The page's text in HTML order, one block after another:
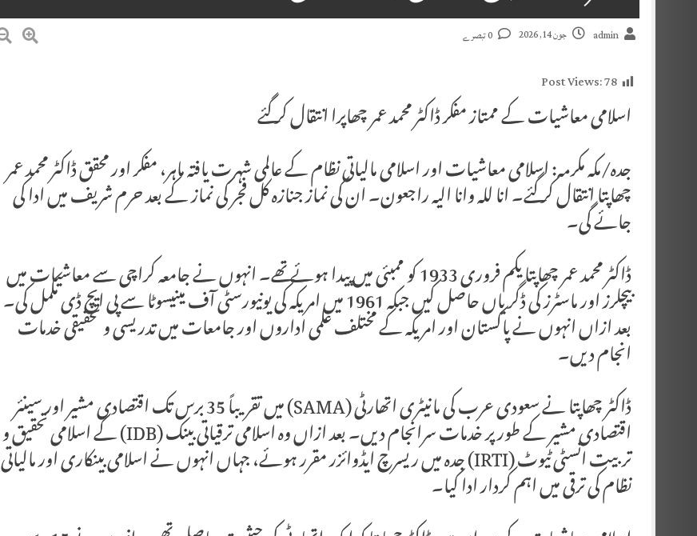
admin جون 14, 2026
Post Views:78
اسلامی معاشیات کے ممتاز مفکر ڈاکٹر محمد عمر چھاپرا انتقال کر گئے
جدہ/مکہ مکرمہ: اسلامی معاشیات اور اسلامی مالیاتی نظام کے عالمی شہرت یافتہ ماہر، مفکر اور محقق ڈاکٹر محمد عمر
چھاپتا انتقال کر گئے۔ انا للہ وانا الیہ راجعون۔ ان کی نماز جنازہ کل فجر کی نماز کے بعد حرم شریف میں ادا کی
جائے گی۔
ڈاکٹر محمد عمر چھاپتا یکم فروری 1933 کو ممبئی میں پیدا ہوئے تھے۔ انہوں نے جامعہ کراچی سے معاشیات میں
بیچلرز اور ماسٹرز کی ڈگریاں حاصل کیں جبکہ 1961 میں امریکہ کی یونیورسٹی آف مینیسوٹا سے پی ایچ ڈی مکمل کی۔
بعد ازاں انہوں نے پاکستان اور امریکہ کے مختلف علمی اداروں اور جامعات میں تدریسی و تحقیقی خدمات
انجام دیں۔
ڈاکٹر چھاپتا نے سعودی عرب کی مانیٹری اتھارٹی (SAMA) میں تقریباً 35 برس تک اقتصادی مشیر اور سینئر
اقتصادی مشیر کے طور پر خدمات سرانجام دیں۔ بعد ازاں وہ اسلامی ترقیاتی بینک (IDB) کے اسلامی تحقیق و
تربیت انسٹی ٹیوٹ (IRTI) جدہ میں ریسرچ ایڈوائزر مقرر ہوئے، جہاں انہوں نے اسلامی بینکاری اور مالیاتینظام کی ترقی میں اہم کردار ادا کیا۔